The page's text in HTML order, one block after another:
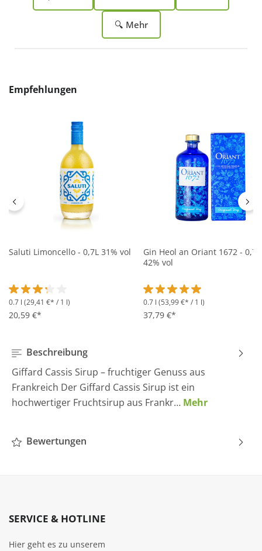
🔍 Mehr
Produktgalerie überspringen
Empfehlungen
Saluti Limoncello - 0,7L 31% vol
Durchschnittliche Bewertung von 3.2 von 5 Sternen
0.7 l (29,41 €* / 1 l)
20,59 €*
Gin Heol an Oriant 1672 - 0,7L
42% vol
Durchschnittliche
0.7 l (53,99 €* / 1 l)
37,79 €*
Beschreibung
Giffard Cassis Sirup – fruchtiger Genuss aus
Frankreich Der Giffard Cassis Sirup ist ein
hochwertiger Fruchtsirup aus Frankr… Mehr
Bewertungen
SERVICE & HOTLINE
Hier geht es zu unserem